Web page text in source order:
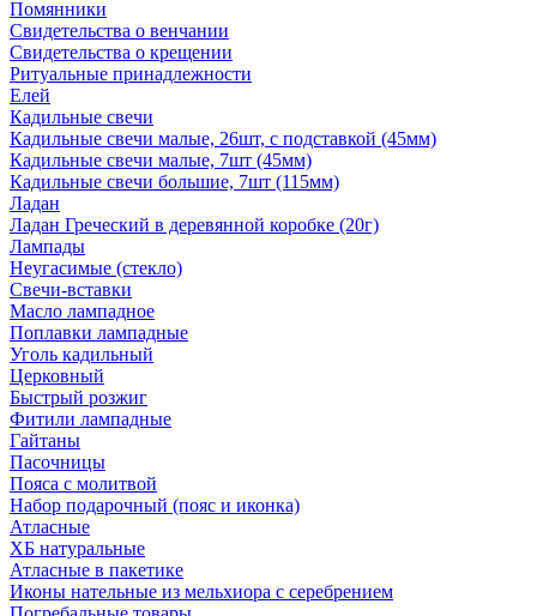
Помянники
Свидетельства о венчании
Свидетельства о крещении
Ритуальные принадлежности
Елей
Кадильные свечи
Кадильные свечи малые, 26шт, с подставкой (45мм)
Кадильные свечи малые, 7шт (45мм)
Кадильные свечи большие, 7шт (115мм)
Ладан
Ладан Греческий в деревянной коробке (20г)
Лампады
Неугасимые (стекло)
Свечи-вставки
Масло лампадное
Поплавки лампадные
Уголь кадильный
Церковный
Быстрый розжиг
Фитили лампадные
Гайтаны
Пасочницы
Пояса с молитвой
Набор подарочный (пояс и иконка)
Атласные
ХБ натуральные
Атласные в пакетике
Иконы нательные из мельхиора с серебрением